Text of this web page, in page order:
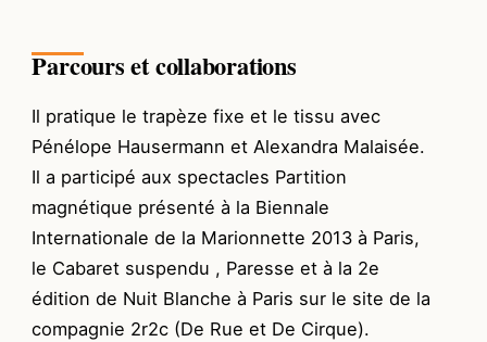
Parcours et collaborations
Il pratique le trapèze fixe et le tissu avec
Pénélope Hausermann et Alexandra Malaisée.
Il a participé aux spectacles Partition
magnétique présenté à la Biennale
Internationale de la Marionnette 2013 à Paris,
le Cabaret suspendu , Paresse et à la 2e
édition de Nuit Blanche à Paris sur le site de la
compagnie 2r2c (De Rue et De Cirque).